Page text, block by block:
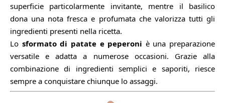
superficie particolarmente invitante, mentre il basilico
dona una nota fresca e profumata che valorizza tutti gli
ingredienti presenti nella ricetta.
Lo sformato di patate e peperoni è una preparazione
versatile e adatta a numerose occasioni. Grazie alla
combinazione di ingredienti semplici e saporiti, riesce
sempre a conquistare chiunque lo assaggi.